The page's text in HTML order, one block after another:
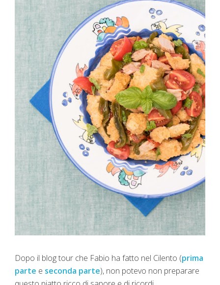
Dopo il blog tour che Fabio ha fatto nel Cilento (prima
parte e seconda parte), non potevo non preparare